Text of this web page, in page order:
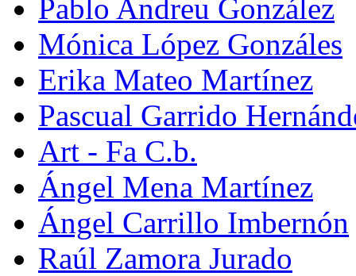
Pablo Andreu González
Mónica López Gonzáles
Erika Mateo Martínez
Pascual Garrido
Art - Fa C.b.
Ángel Mena Martínez
Ángel Carrillo Imbernón
Raúl Zamora Jurado